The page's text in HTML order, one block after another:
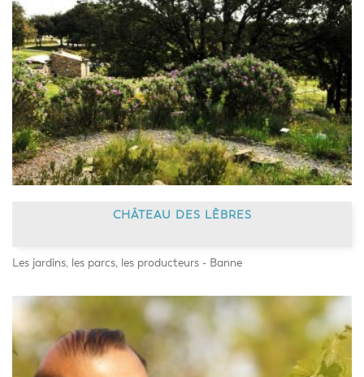
CHÂTEAU DES LÈBRES
Les jardins, les parcs, les producteurs - Banne